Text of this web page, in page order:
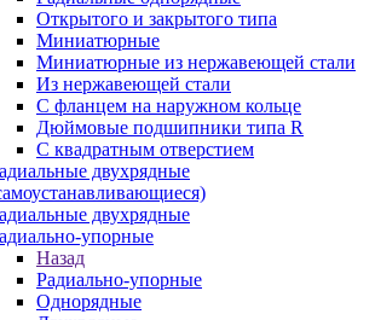
Открытого и закрытого типа
Миниатюрные
Миниатюрные из нержавеющей стали
Из нержавеющей стали
С фланцем на наружном кольце
Дюймовые подшипники типа R
С квадратным отверстием
двухрядные
двухрядные
упорные
Назад
Радиально-упорные
Однорядные